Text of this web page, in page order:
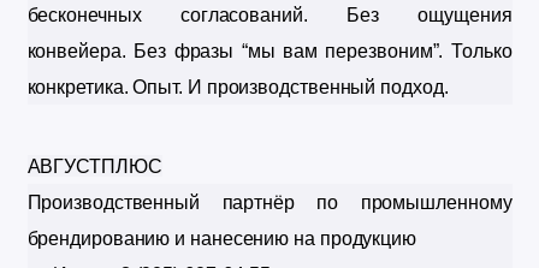
бесконечных согласований. Без ощущения
конвейера. Без фразы “мы вам перезвоним”. Только
конкретика. Опыт. И производственный подход.
АВГУСТПЛЮС
Производственный партнёр по промышленному
брендированию и нанесению на продукцию